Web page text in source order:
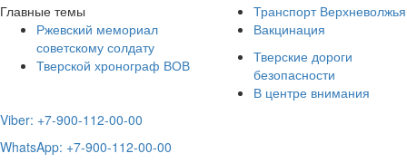
Главные темы
Ржевский мемориал
советскому солдату
Тверской хронограф ВОВ
Транспорт Верхневолжья
Вакцинация
Тверские дороги
безопасности
В центре внимания
Viber: +7-900-112-00-00
WhatsApp: +7-900-112-00-00